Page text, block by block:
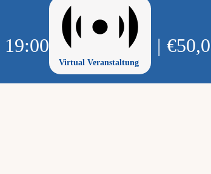
19:00
Virtual Veranstaltung
|